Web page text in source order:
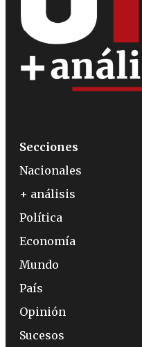
Secciones
Nacionales
+ análisis
Política
Economía
Mundo
País
Opinión
Sucesos